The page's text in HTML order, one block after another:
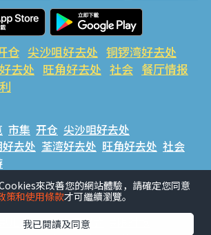
仓 尖沙咀好去处 铜锣湾好去处
去处 旺角好去处 社会 餐厅情报
市集 开仓 尖沙咀好去处
去处 荃湾好去处 旺角好去处 社会
气活动推介 #美食社群热话
#ULifestyle应用程式
來改善您的網站體驗，請確定您同意
策和使用條款才可繼續瀏覽。
我已閱讀及同意